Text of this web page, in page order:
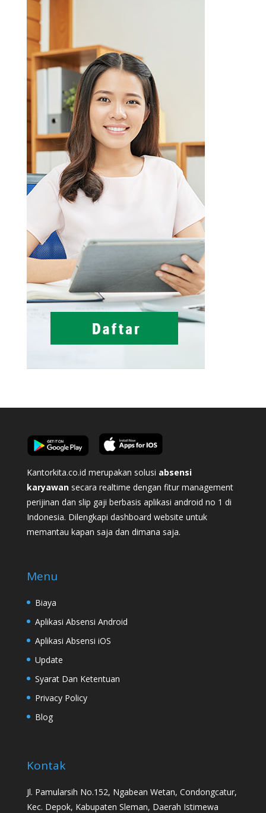
Kantorkita.co.id merupakan solusi absensi
karyawan secara realtime dengan fitur management
perijinan dan slip gaji berbasis aplikasi android no 1 di
Indonesia. Dilengkapi dashboard website untuk
memantau kapan saja dan dimana saja.
Menu
Biaya
Aplikasi Absensi Android
Aplikasi Absensi iOS
Update
Syarat Dan Ketentuan
Privacy Policy
Blog
Kontak
Jl. Pamularsih No.152, Ngabean Wetan, Condongcatur,
Kec. Depok, Kabupaten Sleman, Daerah Istimewa